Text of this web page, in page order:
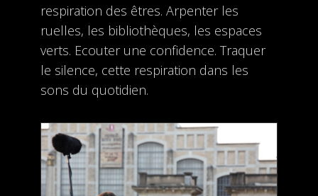
respiration des êtres. Arpenter les
ruelles, les bibliothèques, les espaces
verts. Ecouter une confidence. Traquer
le silence, cette respiration dans les
sons du quotidien.